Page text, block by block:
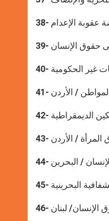
عقوبة الإعدام
حقوق الإنسان
/ الأردن
الديمقراطية
المرأة / الأردن
/ البحرين
البحرينية
الإنسان/ لبنان